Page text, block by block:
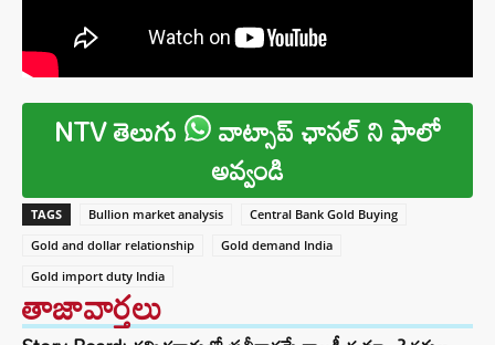
NTV తెలుగు వాట్సాప్ ఛానల్ ని ఫాలో
అవ్వండి
TAGS Bullion market analysis
Central Bank Gold Buying
Gold and dollar relationship
Gold demand India
Gold import duty India
తాజావార్తలు